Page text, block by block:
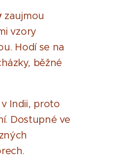
zaujmou
vzory
Hodí se na
běžné
Indii, proto
Dostupné ve